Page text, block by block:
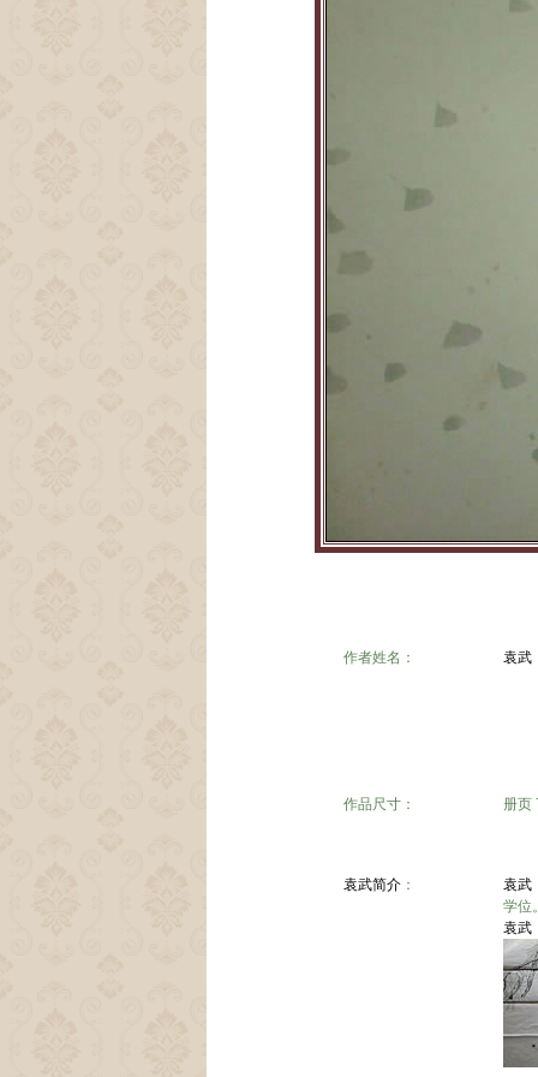
作者姓名： 袁武
作品尺寸： 册页
袁武简介： 袁武
学位
袁武